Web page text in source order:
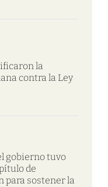
la
contra la Ley
gobierno tuvo
de
para sostener la